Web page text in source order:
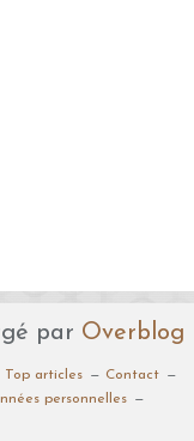
par Overblog
Top articles
Contact
personnelles